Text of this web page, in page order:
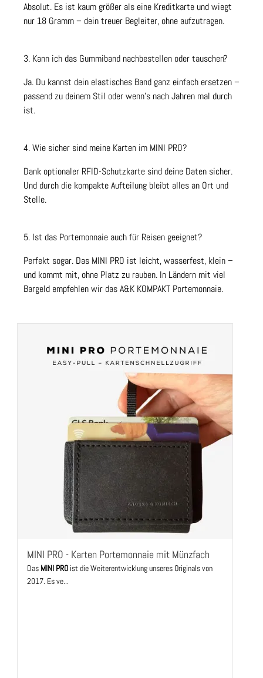
Absolut. Es ist kaum größer als eine Kreditkarte und wiegt
nur 18 Gramm – dein treuer Begleiter, ohne aufzutragen.
3. Kann ich das Gummiband nachbestellen oder tauschen?
Ja. Du kannst dein elastisches Band ganz einfach ersetzen –
passend zu deinem Stil oder wenn’s nach Jahren mal durch
ist.
4. Wie sicher sind meine Karten im MINI PRO?
Dank optionaler RFID-Schutzkarte sind deine Daten sicher.
Und durch die kompakte Aufteilung bleibt alles an Ort und
Stelle.
5. Ist das Portemonnaie auch für Reisen geeignet?
Perfekt sogar. Das MINI PRO ist leicht, wasserfest, klein –
und kommt mit, ohne Platz zu rauben. In Ländern mit viel
Bargeld empfehlen wir das A&K KOMPAKT Portemonnaie.
MINI PRO - Karten Portemonnaie mit Münzfach
Das MINI PRO ist die Weiterentwicklung unseres Originals von
2017. Es ve...